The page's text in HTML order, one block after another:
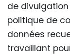
de
politique de
données
travaillant